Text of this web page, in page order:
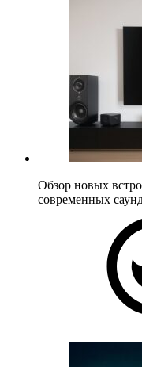
Обзор новых
современных